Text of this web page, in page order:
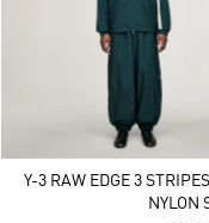
بنطال Y-3 RAW EDGE 3 STRIPES
NYLON